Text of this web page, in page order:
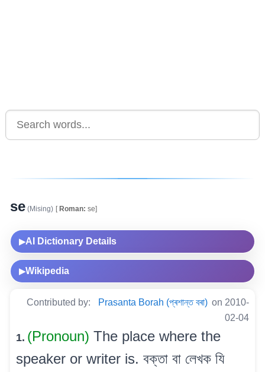
se (Mising) [Roman: se]
▶AI Dictionary Details
▶Wikipedia
Contributed by: Prasanta Borah (প্ৰশান্ত বৰা) on 2010-
02-04
1. (Pronoun) The place where the
speaker or writer is. বক্তা বা লেখক যি